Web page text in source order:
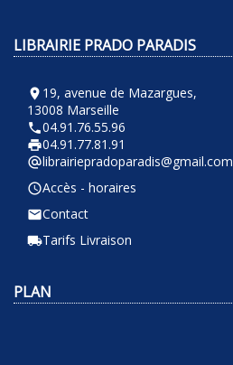
LIBRAIRIE PRADO PARADIS
room 19, avenue de Mazargues,
13008 Marseille
phone04.91.76.55.96
local_printshop04.91.77.81.91
alternate_emaillibrairiepradoparadis@gmail.com
query_builderAccès - horaires
emailContact
local_shippingTarifs Livraison
PLAN